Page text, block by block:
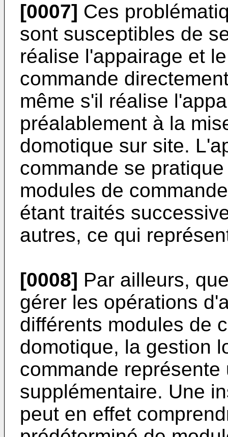
[0007] Ces
sont susceptibles de
réalise l'appairage et
commande
même s'il réalise
préalablement à la
domotique sur site.
commande se
modules de
étant traités
autres, ce qui
[0008] Par ailleurs,
gérer les opérations
différents modules de
domotique, la gestion
commande représente
supplémentaire. Une
peut en effet